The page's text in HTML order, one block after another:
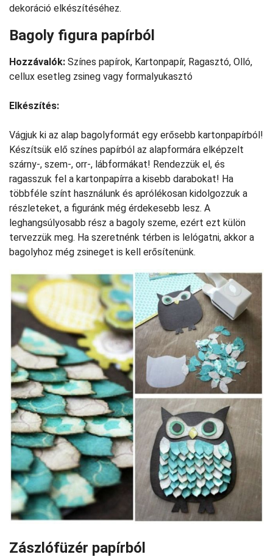
dekoráció elkészítéséhez.
Bagoly figura papírból
Hozzávalók: Színes papírok, Kartonpapír, Ragasztó, Olló,
cellux esetleg zsineg vagy formalyukasztó
Elkészítés:
Vágjuk ki az alap bagolyformát egy erősebb kartonpapírból!
Készítsük elő színes papírból az alapformára elképzelt
szárny-, szem-, orr-, lábformákat! Rendezzük el, és
ragasszuk fel a kartonpapírra a kisebb darabokat! Ha
többféle színt használunk és aprólékosan kidolgozzuk a
részleteket, a figuránk még érdekesebb lesz. A
leghangsúlyosabb rész a bagoly szeme, ezért ezt külön
tervezzük meg. Ha szeretnénk térben is lelógatni, akkor a
bagolyhoz még zsineget is kell erősítenünk.
Zászlófüzér papírból